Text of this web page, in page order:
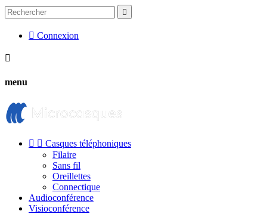

 Connexion

menu
  Casques téléphoniques
Filaire
Sans fil
Oreillettes
Connectique
Audioconférence
Visioconférence